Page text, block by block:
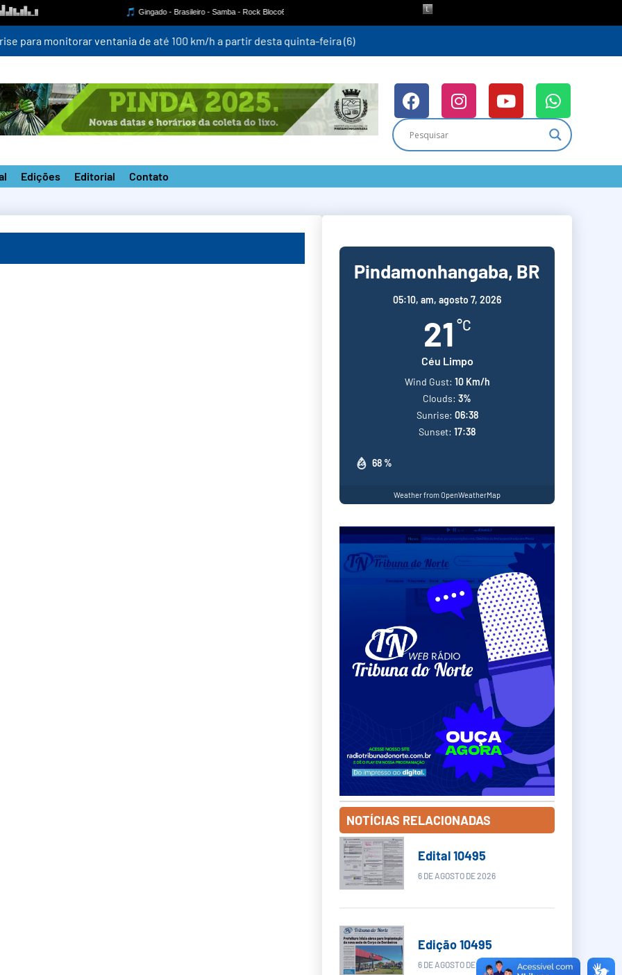
para monitorar ventania de até 100 km/h a partir desta quinta-feira (6)
Edições Editorial Contato
Pindamonhangaba, BR
05:10, am, agosto 7, 2026
21 °C
Céu Limpo
68 %
Wind Gust: 10 Km/h
Clouds: 3%
Sunrise: 06:38
Sunset: 17:38
Weather from OpenWeatherMap
NOTÍCIAS RELACIONADAS
Edital 10495
6 DE AGOSTO DE 2026
Edição 10495
6 DE AGOSTO DE 2026